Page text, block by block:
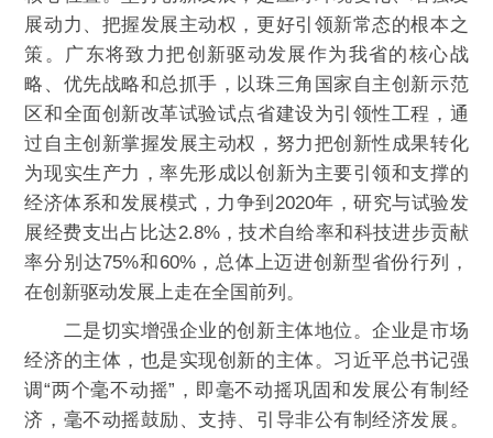
展动力、把握发展主动权，更好引领新常态的根本之
策。广东将致力把创新驱动发展作为我省的核心战
略、优先战略和总抓手，以珠三角国家自主创新示范
区和全面创新改革试验试点省建设为引领性工程，通
过自主创新掌握发展主动权，努力把创新性成果转化
为现实生产力，率先形成以创新为主要引领和支撑的
经济体系和发展模式，力争到2020年，研究与试验发
展经费支出占比达2.8%，技术自给率和科技进步贡献
率分别达75%和60%，总体上迈进创新型省份行列，
在创新驱动发展上走在全国前列。
二是切实增强企业的创新主体地位。企业是市场
经济的主体，也是实现创新的主体。习近平总书记强
调“两个毫不动摇”，即毫不动摇巩固和发展公有制经
济，毫不动摇鼓励、支持、引导非公有制经济发展。